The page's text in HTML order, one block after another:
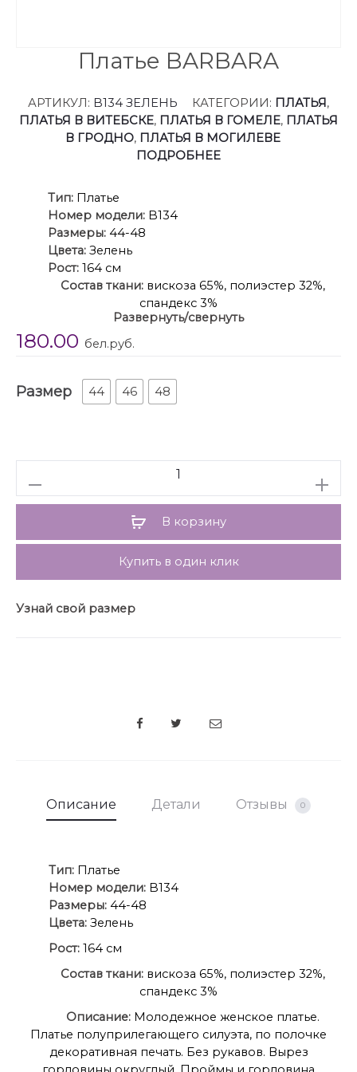
Платье BARBARA
АРТИКУЛ: B134 ЗЕЛЕНЬ КАТЕГОРИИ: ПЛАТЬЯ,
ПЛАТЬЯ В ВИТЕБСКЕ, ПЛАТЬЯ В ГОМЕЛЕ, ПЛАТЬЯ
В ГРОДНО, ПЛАТЬЯ В МОГИЛЕВЕ
ПОДРОБНЕЕ
Тип: Платье
Номер модели: B134
Размеры: 44-48
Цвета: Зелень
Рост: 164 см
Состав ткани: вискоза 65%, полиэстер 32%,
спандекс 3%
Описание:Молодежное женское платье.
Платье полуприлегающего силуэта, по полочке
обработаны окантовкой. Застежка сзади на
навесную петлю и пуговицу.
Развернуть/свернуть
180.00 бел.руб.
Размер 44 46 48
В корзину
Купить в один клик
Узнай свой размер
SHARE
Описание Детали Отзывы 0
Тип: Платье
Номер модели: B134
Размеры: 44-48
Цвета: Зелень
Рост: 164 см
Состав ткани: вискоза 65%, полиэстер 32%,
спандекс 3%
Описание: Молодежное женское платье.
Платье полуприлегающего силуэта, по полочке
декоративная печать. Без рукавов. Вырез